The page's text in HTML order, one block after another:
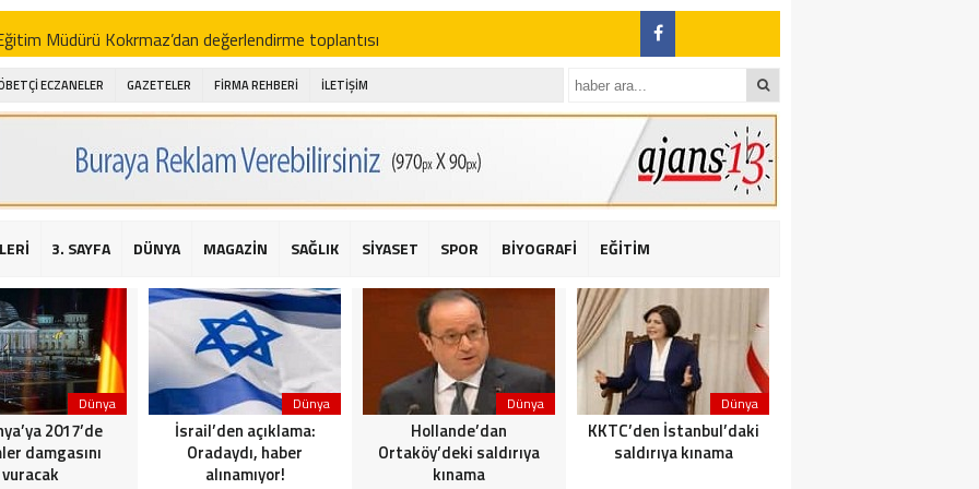
Müdürü Kokrmaz’dan değerlendirme toplantısı
Alibeyoğlu, Aile Destek Merkezini ziyaret etti
ıhlamur piyasalarda
şehitleri için bayraklı kayak gösterileri düzenlenecek
için yardım kermesi
2016 yılı değerlendirmesi
Sarıyer Çayırbaşı Cezayirli Hasan Paşa Camii’nde silahlı saldırı: 2 yaralı
Bahçeli’den Reina’ya düzenlenen terör saldırısına ilişkin açıklama
ECZANELER GAZETELER FİRMA REHBERİ İLETİŞİM
3. SAYFA DÜNYA MAGAZİN SAĞLIK SİYASET SPOR BİYOGRAFİ EĞİTİM
Dünya
2017’de
damgasını
vuracak
Dünya
İsrail’den açıklama:
Oradaydı, haber
alınamıyor!
Dünya
Hollande’dan
Ortaköy’deki saldırıya
kınama
Dünya
KKTC’den İstanbul’daki
saldırıya kınama